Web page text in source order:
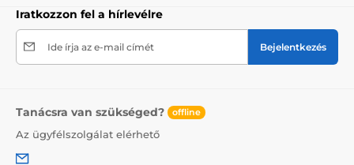
Iratkozzon fel a hírlevélre
Ide írja az e-mail címét Bejelentkezés
Tanácsra van szükséged? offline
Az ügyfélszolgálat elérhető